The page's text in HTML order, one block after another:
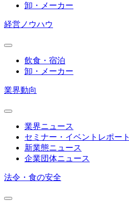
卸・メーカー
経営ノウハウ
飲食・宿泊
卸・メーカー
業界動向
業界ニュース
セミナー・イベントレポート
新業態ニュース
企業団体ニュース
法令・食の安全